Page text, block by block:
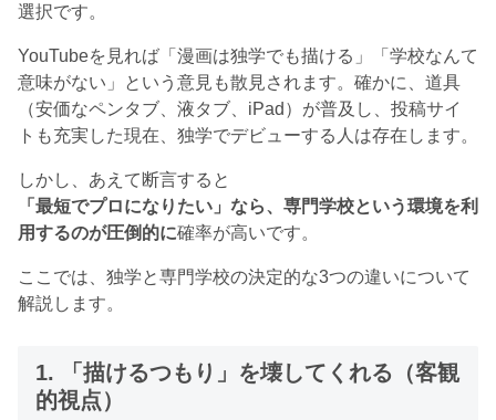
選択です。
YouTubeを見れば「漫画は独学でも描ける」「学校なんて
意味がない」という意見も散見されます。確かに、道具
（安価なペンタブ、液タブ、iPad）が普及し、投稿サイ
トも充実した現在、独学でデビューする人は存在します。
しかし、あえて断言すると
「最短でプロになりたい」なら、専門学校という環境を利
用するのが圧倒的に確率が高いです。
ここでは、独学と専門学校の決定的な3つの違いについて
解説します。
1. 「描けるつもり」を壊してくれる（客観
的視点）